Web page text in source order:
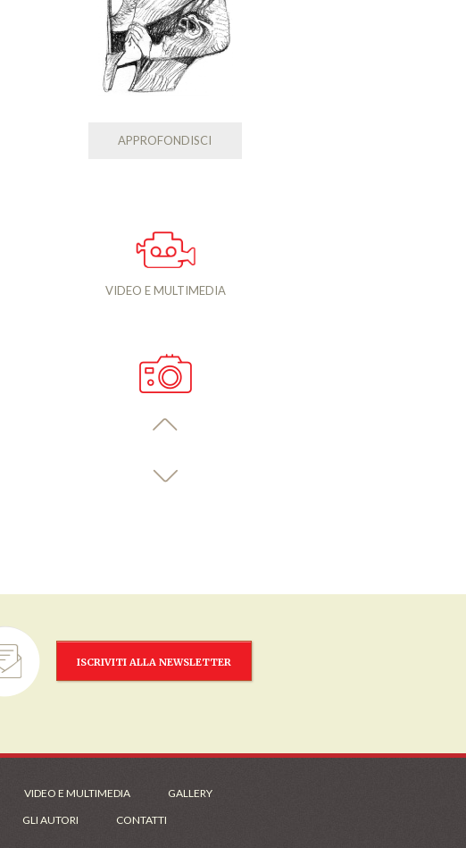
APPROFONDISCI
VIDEO E MULTIMEDIA
ISCRIVITI ALLA NEWSLETTER
VIDEO E MULTIMEDIA
GALLERY
GLI AUTORI CONTATTI